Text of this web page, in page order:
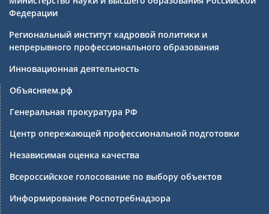
Федерации
Региональный институт кадровой политики и
непрерывного профессионального образования
Инновационная деятельность
Объясняем.рф
Генеральная прокуратура РФ
Центр опережающей профессиональной подготовки
Независимая оценка качества
Всероссийское голосование по выбору объектов
Информирование Роспотребнадзора